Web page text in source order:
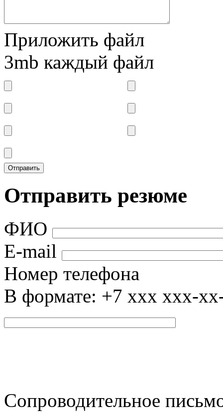
Приложить файл
3mb каждый файл
Отправить резюме
ФИО
E-mail
Номер телефона
В формате: +7 xxx xxx-
Сопроводительное